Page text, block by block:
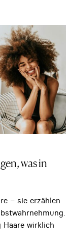
was in
– sie erzählen
Haare wirklich